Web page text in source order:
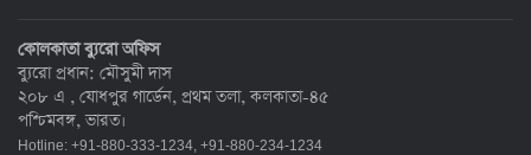
কোলকাতা ব্যুরো অফিস
ব্যুরো প্রধান: মৌসুমী দাস
২০৮ এ , যোধপুর গার্ডেন, প্রথম তলা, কলকাতা-৪৫
পশ্চিমবঙ্গ, ভারত।
Hotline: +91-880-333-1234, +91-880-234-1234